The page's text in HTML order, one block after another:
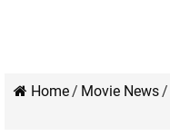
Home/ Movie News/